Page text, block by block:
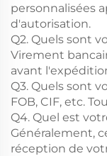
personnalisées
d'autorisation.
Q2. Quels sont
Virement
avant
Q3. Quels sont
FOB, CIF, etc.
Q4. Quel est
Généralement,
réception de